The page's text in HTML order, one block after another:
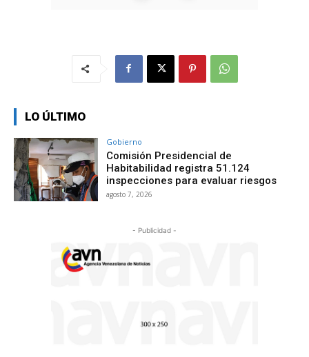
LO ÚLTIMO
Gobierno
Comisión Presidencial de
Habitabilidad registra 51.124
inspecciones para evaluar riesgos
agosto 7, 2026
- Publicidad -